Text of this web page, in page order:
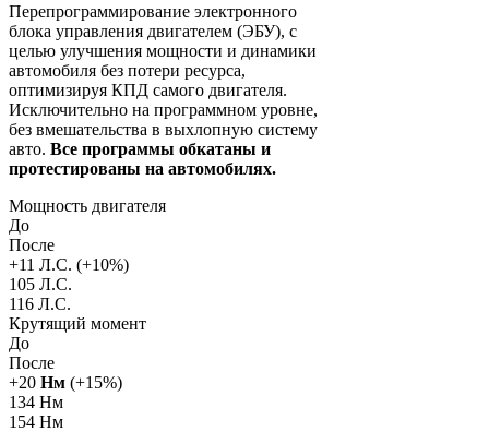
Перепрограммирование электронного
блока управления двигателем (ЭБУ), с
целью улучшения мощности и динамики
автомобиля без потери ресурса,
оптимизируя КПД самого двигателя.
Исключительно на программном уровне,
без вмешательства в выхлопную систему
авто. Все программы обкатаны и
протестированы на автомобилях.
Мощность двигателя
До
После
+11 Л.С. (+10%)
105 Л.С.
116 Л.С.
Крутящий момент
До
После
+20 Нм (+15%)
134 Нм
154 Нм